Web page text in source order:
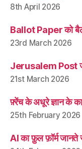
8th April 2026
Ballot Paper को
23rd March 2026
Jerusalem Post
21st March 2026
फ़्रेंच के अधूरे ज्ञान के
25th February 2026
AI का फ़ुल फ़ॉर्म